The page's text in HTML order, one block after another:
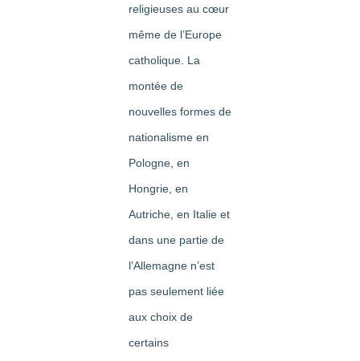
religieuses au cœur
même de l’Europe
catholique. La
montée de
nouvelles formes de
nationalisme en
Pologne, en
Hongrie, en
Autriche, en Italie et
dans une partie de
l’Allemagne n’est
pas seulement liée
aux choix de
certains